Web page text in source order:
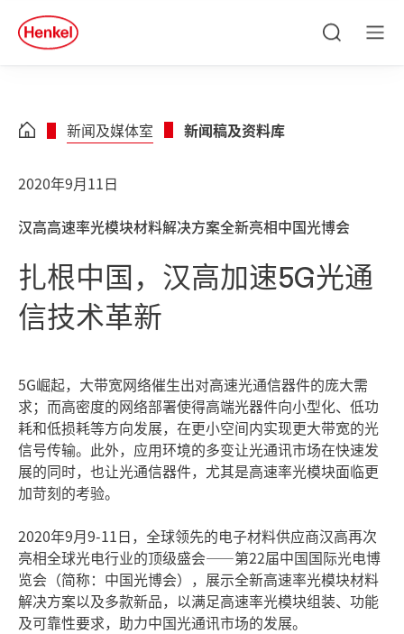
Skip to main content
Skip to footer
quick
search
新闻及媒体室 新闻稿及资料库
2020年9月11日
汉高高速率光模块材料解决方案全新亮相中国光博会
扎根中国，汉高加速5G光通
信技术革新
5G崛起，大带宽网络催生出对高速光通信器件的庞大需
求；而高密度的网络部署使得高端光器件向小型化、低功
耗和低损耗等方向发展，在更小空间内实现更大带宽的光
信号传输。此外，应用环境的多变让光通讯市场在快速发
展的同时，也让光通信器件，尤其是高速率光模块面临更
加苛刻的考验。
2020年9月9-11日，全球领先的电子材料供应商汉高再次
亮相全球光电行业的顶级盛会——第22届中国国际光电博
览会（简称：中国光博会），展示全新高速率光模块材料
解决方案以及多款新品，以满足高速率光模块组装、功能
及可靠性要求，助力中国光通讯市场的发展。